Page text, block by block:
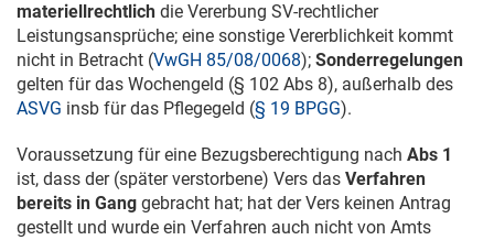
materiellrechtlich die Vererbung SV-rechtlicher
Leistungsansprüche; eine sonstige Vererblichkeit kommt
nicht in Betracht (VwGH 85/08/0068); Sonderregelungen
gelten für das Wochengeld (§ 102 Abs 8), außerhalb des
ASVG insb für das Pflegegeld (§ 19 BPGG).
Voraussetzung für eine Bezugsberechtigung nach Abs 1
ist, dass der (später verstorbene) Vers das Verfahren
bereits in Gang gebracht hat; hat der Vers keinen Antrag
gestellt und wurde ein Verfahren auch nicht von Amts